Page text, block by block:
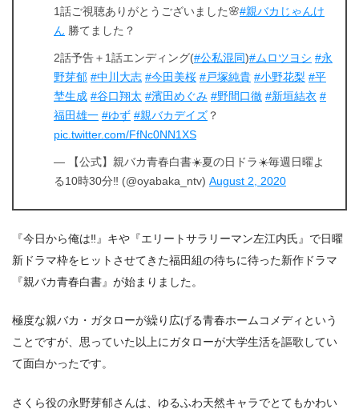
1話ご視聴ありがとうございました🌸#親バカじゃんけ
ん 勝てました？
2話予告＋1話エンディング(#公私混同)#ムロツヨシ #永
野芽郁 #中川大志 #今田美桜 #戸塚純貴 #小野花梨 #平
埜生成 #谷口翔太 #濱田めぐみ #野間口徹 #新垣結衣 #
福田雄一 #ゆず #親バカデイズ ？
pic.twitter.com/FfNc0NN1XS
— 【公式】親バカ青春白書☀️夏の日ドラ☀️毎週日曜よ
る10時30分‼️ (@oyabaka_ntv) August 2, 2020
『今日から俺は‼』キや『エリートサラリーマン左江内氏』で日曜
新ドラマ枠をヒットさせてきた福田組の待ちに待った新作ドラマ
『親バカ青春白書』が始まりました。
極度な親バカ・ガタローが繰り広げる青春ホームコメディという
ことですが、思っていた以上にガタローが大学生活を謳歌してい
て面白かったです。
さくら役の永野芽郁さんは、ゆるふわ天然キャラでとてもかわい